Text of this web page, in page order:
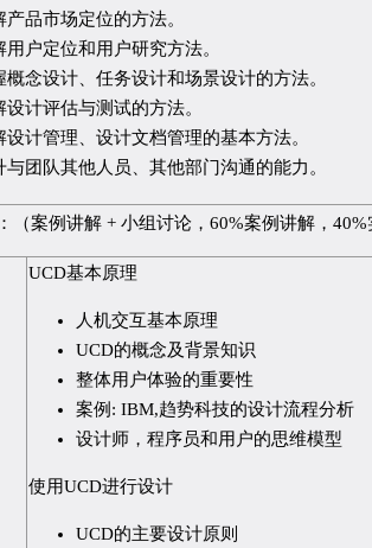
产品市场定位的方法。
用户定位和用户研究方法。
概念设计、任务设计和场景设计的方法。
设计评估与测试的方法。
设计管理、设计文档管理的基本方法。
与团队其他人员、其他部门沟通的能力。
（案例讲解 + 小组讨论，60%案例讲解，
UCD基本原理
人机交互基本原理
UCD的概念及背景知识
整体用户体验的重要性
案例: IBM,趋势科技的设计流程分析
设计师，程序员和用户的思维模型
使用UCD进行设计
UCD的主要设计原则